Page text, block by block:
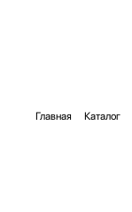
Главная Каталог